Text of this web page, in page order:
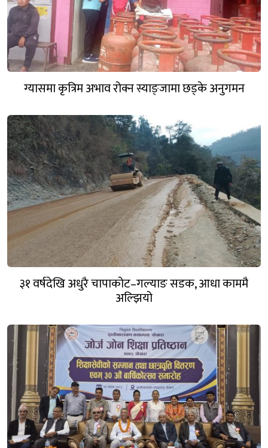
ग्यासमा कृत्रिम अभाव रोक्न स्याङ्जामा छड्के अनुगमन
३१ वर्षदेखि अधुरै चापाकोट–गल्याङ सडक, आधा काममै
अल्झियो